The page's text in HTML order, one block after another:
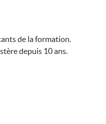
de la formation.
depuis 10 ans.